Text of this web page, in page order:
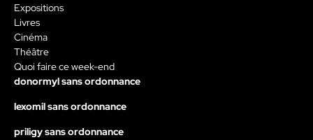
Expositions
Livres
Cinéma
Théâtre
Quoi faire ce week-end
donormyl sans ordonnance
lexomil sans ordonnance
priligy sans ordonnance